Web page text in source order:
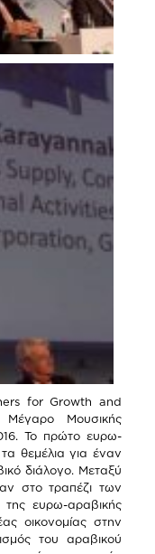
for Growth and
Μουσικής
Το πρώτο ευρω-
θεμέλια για έναν
διάλογο. Μεταξύ
στο τραπέζι των
ευρω-αραβικής
οικονομίας στην
του αραβικού